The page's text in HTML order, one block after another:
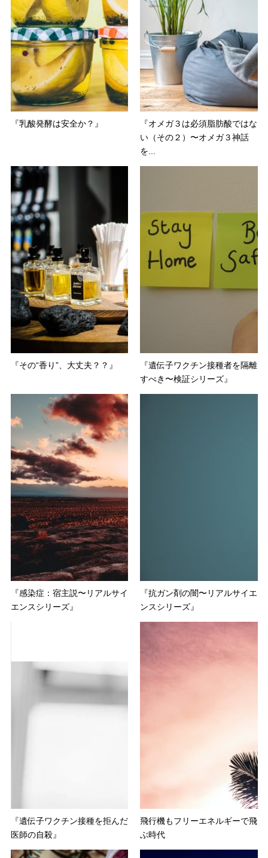
『乳酸発酵は安全か？』
『オメガ３は必須脂肪酸ではな
い（その２）〜オメガ３神話
を...
『その“香り”、大丈夫？？』
『遺伝子ワクチン接種者を隔離
すべき〜検証シリーズ』
『感染症：宿主説〜リアルサイ
エンスシリーズ』
『抗ガン剤の闇〜リアルサイエ
ンスシリーズ』
『遺伝子ワクチン接種を拒んだ
医師の自殺』
飛行機もフリーエネルギーで飛
ぶ時代